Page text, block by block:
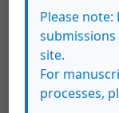
República
HTML
Please
site.
For
processes,